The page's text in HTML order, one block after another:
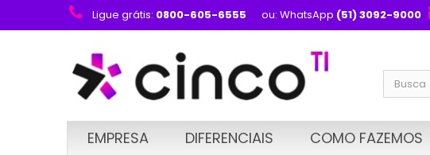
Ligue grátis: 0800-605-6555 ou: WhatsApp (51) 3092-9000
EMPRESA DIFERENCIAIS COMO FAZEMOS